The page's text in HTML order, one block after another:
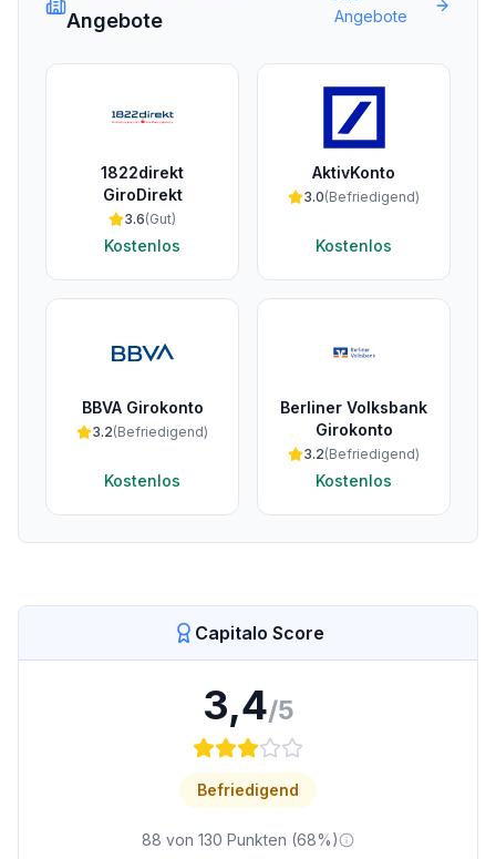
Angebote
Angebote
1822direkt
GiroDirekt
3.6(Gut)
Kostenlos
AktivKonto
3.0(Befriedigend)
Kostenlos
BBVA Girokonto
3.2(Befriedigend)
Kostenlos
Berliner Volksbank
Girokonto
3.2(Befriedigend)
Kostenlos
Capitalo Score
3,4/5
Befriedigend
88 von 130 Punkten (68%)